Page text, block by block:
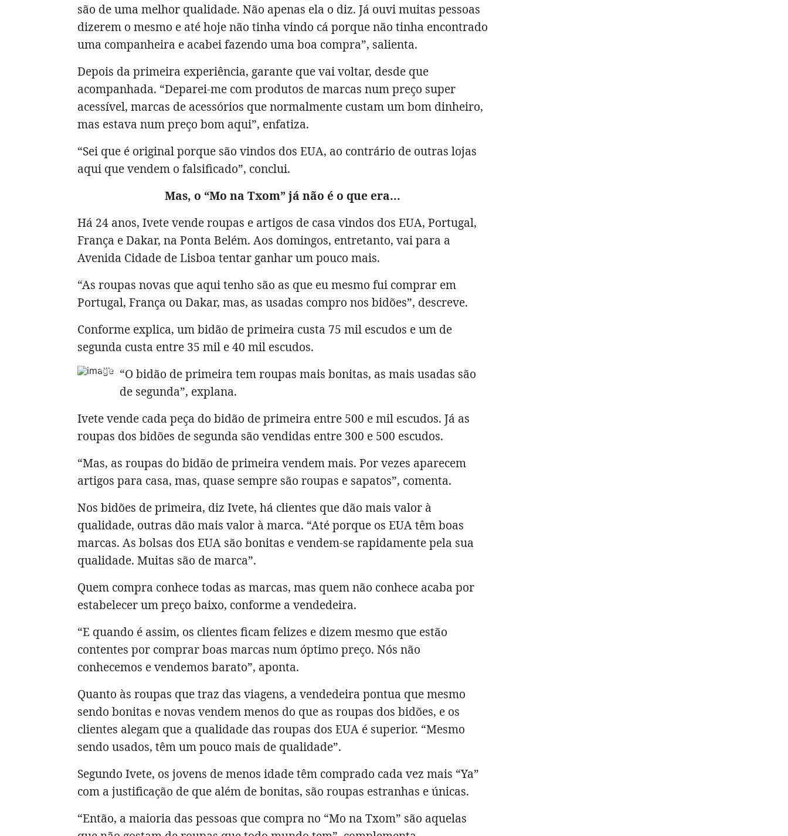
são de uma melhor qualidade. Não apenas ela o diz. Já ouvi muitas pessoas
dizerem o mesmo e até hoje não tinha vindo cá porque não tinha encontrado
uma companheira e acabei fazendo uma boa compra”, salienta.
Depois da primeira experiência, garante que vai voltar, desde que
acompanhada. “Deparei-me com produtos de marcas num preço super
acessível, marcas de acessórios que normalmente custam um bom dinheiro,
mas estava num preço bom aqui”, enfatiza.
“Sei que é original porque são vindos dos EUA, ao contrário de outras lojas
aqui que vendem o falsificado”, conclui.
Mas, o “Mo na Txom” já não é o que era...
Há 24 anos, Ivete vende roupas e artigos de casa vindos dos EUA, Portugal,
França e Dakar, na Ponta Belém. Aos domingos, entretanto, vai para a
Avenida Cidade de Lisboa tentar ganhar um pouco mais.
“As roupas novas que aqui tenho são as que eu mesmo fui comprar em
Portugal, França ou Dakar, mas, as usadas compro nos bidões”, descreve.
Conforme explica, um bidão de primeira custa 75 mil escudos e um de
segunda custa entre 35 mil e 40 mil escudos.
“O bidão de primeira tem roupas mais bonitas, as mais usadas são
de segunda”, explana.
Ivete vende cada peça do bidão de primeira entre 500 e mil escudos. Já as
roupas dos bidões de segunda são vendidas entre 300 e 500 escudos.
“Mas, as roupas do bidão de primeira vendem mais. Por vezes aparecem
artigos para casa, mas, quase sempre são roupas e sapatos”, comenta.
Nos bidões de primeira, diz Ivete, há clientes que dão mais valor à
qualidade, outras dão mais valor à marca. “Até porque os EUA têm boas
marcas. As bolsas dos EUA são bonitas e vendem-se rapidamente pela sua
qualidade. Muitas são de marca”.
Quem compra conhece todas as marcas, mas quem não conhece acaba por
estabelecer um preço baixo, conforme a vendedeira.
“E quando é assim, os clientes ficam felizes e dizem mesmo que estão
contentes por comprar boas marcas num óptimo preço. Nós não
conhecemos e vendemos barato”, aponta.
Quanto às roupas que traz das viagens, a vendedeira pontua que mesmo
sendo bonitas e novas vendem menos do que as roupas dos bidões, e os
clientes alegam que a qualidade das roupas dos EUA é superior. “Mesmo
sendo usados, têm um pouco mais de qualidade”.
Segundo Ivete, os jovens de menos idade têm comprado cada vez mais “Ya”
com a justificação de que além de bonitas, são roupas estranhas e únicas.
“Então, a maioria das pessoas que compra no “Mo na Txom” são aquelas